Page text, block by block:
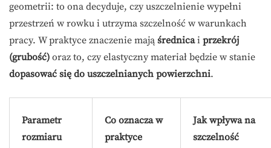
geometrii: to ona decyduje, czy uszczelnienie wypełni
przestrzeń w rowku i utrzyma szczelność w warunkach
pracy. W praktyce znaczenie mają średnicai przekrój
(grubość) oraz to, czy elastyczny materiał będzie w stanie
dopasować się do uszczelnianych powierzchni.
Parametr
rozmiaru
Co oznacza w
praktyce
Jak wpływa na
szczelność